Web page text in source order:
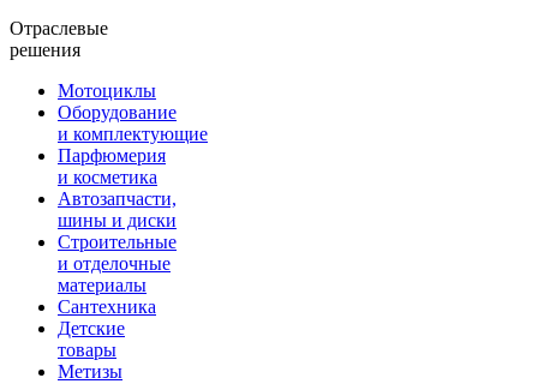
Отраслевые
решения
Мотоциклы
Оборудование
и комплектующие
Парфюмерия
и косметика
Автозапчасти,
шины и диски
Строительные
и отделочные
материалы
Сантехника
Детские
товары
Метизы